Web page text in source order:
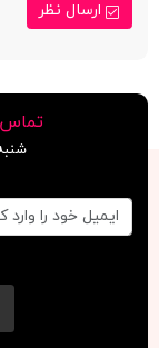
ارسال نظر
تماس